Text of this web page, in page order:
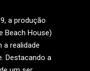
a produção
Beach House)
a realidade
Destacando a